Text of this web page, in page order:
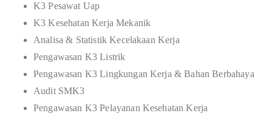
K3 Pesawat Uap
K3 Kesehatan Kerja Mekanik
Analisa & Statistik Kecelakaan Kerja
Pengawasan K3 Listrik
Pengawasan K3 Lingkungan Kerja & Bahan Berbahaya
Audit SMK3
Pengawasan K3 Pelayanan Kesehatan Kerja